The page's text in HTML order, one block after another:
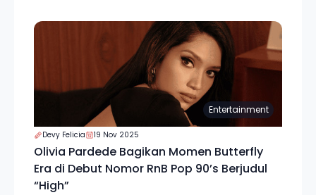
Entertainment
Devy Felicia 19 Nov 2025
Olivia Pardede Bagikan Momen Butterfly
Era di Debut Nomor RnB Pop 90’s Berjudul
“High”